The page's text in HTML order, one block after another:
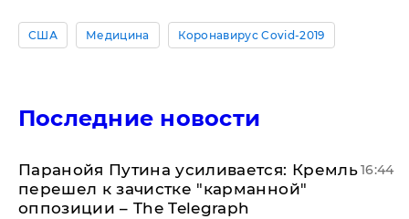
США Медицина Коронавирус Covid-2019
Последние новости
Паранойя Путина усиливается: Кремль
перешел к зачистке "карманной"
оппозиции – The Telegraph
16:44